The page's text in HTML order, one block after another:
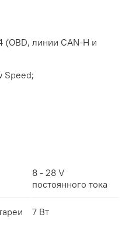
(OBD, линии CAN-H и
Speed;
8 - 28 V
постоянного тока
7 Вт